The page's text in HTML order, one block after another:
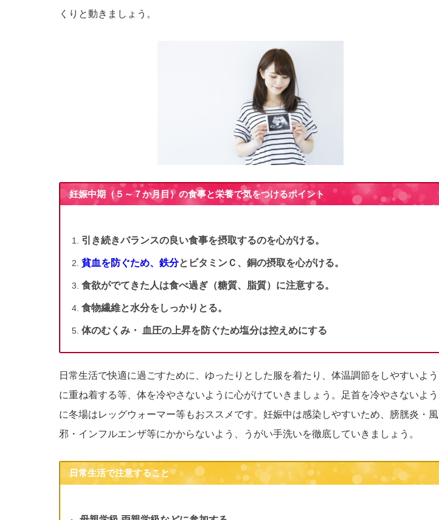
くりと動きましょう。
妊娠中期（５～７か月目）の食事と栄養で気をつけるポイント
引き続きバランスの良い食事を摂取するのを心がける。
貧血を防ぐため、鉄分とビタミンＣ、銅の摂取を心がける。
食欲がでてきた人は食べ過ぎ（糖質、脂質）に注意する。
食物繊維と水分をしっかりとる。
体のむくみ・ 血圧の上昇を防ぐため塩分は控えめにする
日常生活で快適に過ごすために、ゆったりとした服を着たり、体温調節をしやすいよう
に重ね着する等、体を冷やさないように心がけていきましょう。足首を冷やさないよう
に冬場はレッグウォーマー等もおススメです。妊娠中は感染しやすいため、膀胱炎・風
邪・インフルエンザ等にかからないよう、うがい手洗いを徹底していきましょう。
日常生活で注意すること